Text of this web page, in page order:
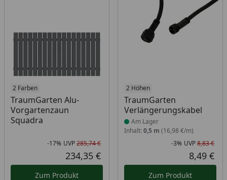
2 Farben
TraumGarten Alu-
Vorgartenzaun
Squadra
Rabatt in Prozent
-17%
Ursprünglicher Preis
UVP285,74 €
Aktueller Preis
234,35 €
Zum Produkt
2 Höhen
TraumGarten
Verlängerungskabel
Produkt am Lager
Am Lager
Inhalt: 0,5 m (16,98 €/m)
-3% UVP8,83 €
8,49 €
Zum Produkt